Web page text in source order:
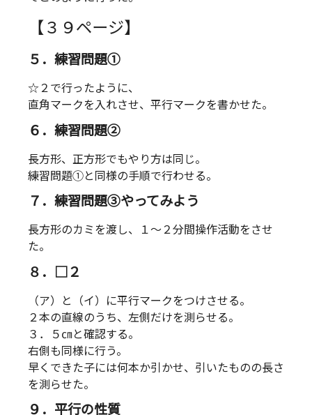
【３９ページ】
５．練習問題①
☆２で行ったように、
直角マークを入れさせ、平行マークを書かせた。
６．練習問題②
長方形、正方形でもやり方は同じ。
練習問題①と同様の手順で行わせる。
７．練習問題③やってみよう
長方形のカミを渡し、１～２分間操作活動をさせ
た。
８．□２
（ア）と（イ）に平行マークをつけさせる。
２本の直線のうち、左側だけを測らせる。
３．５㎝と確認する。
右側も同様に行う。
早くできた子には何本か引かせ、引いたものの長さ
を測らせた。
９．平行の性質